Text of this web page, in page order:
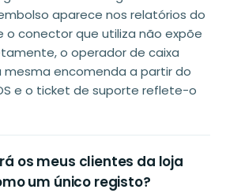
aparece nos relatórios do
o conector que utiliza não expõe
o operador de caixa
encomenda a partir do
e o ticket de suporte reflete-o
os meus clientes da loja
um único registo?